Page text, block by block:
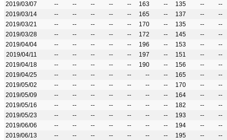
2019/03/07
-- -- -- -- -- 163 -- 135 --
--
2019/03/14
-- -- -- -- -- 165 -- 137 --
--
2019/03/21
-- -- -- -- -- 170 -- 135 --
--
2019/03/28
-- -- -- -- -- 172 -- 145 --
--
2019/04/04
-- -- -- -- -- 196 -- 153 --
--
2019/04/11
-- -- -- -- -- 197 -- 151 --
--
2019/04/18
-- -- -- -- -- 190 -- 156 --
--
2019/04/25
-- -- -- -- -- -- -- 165 --
--
2019/05/02
-- -- -- -- -- -- -- 170 --
--
2019/05/09
-- -- -- -- -- -- -- 164 --
--
2019/05/16
-- -- -- -- -- -- -- 182 --
--
2019/05/23
-- -- -- -- -- -- -- 193 --
--
2019/06/06
-- -- -- -- -- -- -- 194 --
--
2019/06/13
-- -- -- -- -- -- -- 195 -- --